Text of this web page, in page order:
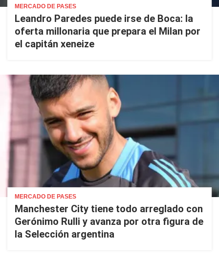
MERCADO DE PASES
Leandro Paredes puede irse de Boca: la
oferta millonaria que prepara el Milan por
el capitán xeneize
MERCADO DE PASES
Manchester City tiene todo arreglado con
Gerónimo Rulli y avanza por otra figura de
la Selección argentina